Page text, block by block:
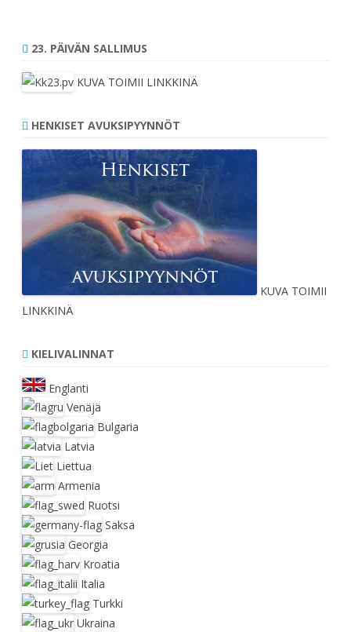
23. PÄIVÄN SALLIMUS
KUVA TOIMII LINKKINÄ
HENKISET AVUKSIPYYNNÖT
KUVA TOIMII
LINKKINÄ
KIELIVALINNAT
Englanti
Venäjä
Bulgaria
Latvia
Liettua
Armenia
Ruotsi
Saksa
Georgia
Kroatia
Italia
Turkki
Ukraina